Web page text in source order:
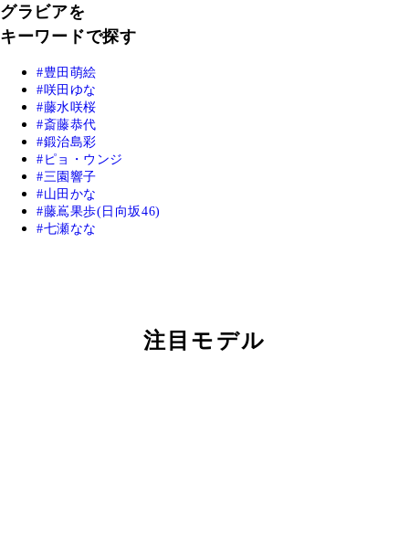
グラビアを
キーワードで探す
豊田萌絵
咲田ゆな
藤水咲桜
斎藤恭代
鍛治島彩
ピョ・ウンジ
三園響子
山田かな
藤嶌果歩(日向坂46)
七瀬なな
注目モデル